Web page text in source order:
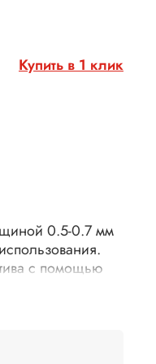
Купить в 1 клик
0.5-0.7 мм
с помощью
различных
и скрапбукинг.